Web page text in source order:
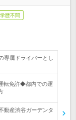
学歴不問
専属ドライバーとし
転免許◆都内での運
動産渋谷ガーデンタ